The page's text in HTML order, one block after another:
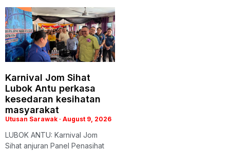
Karnival Jom Sihat
Lubok Antu perkasa
kesedaran kesihatan
masyarakat
Utusan Sarawak August 9, 2026
LUBOK ANTU: Karnival Jom
Sihat anjuran Panel Penasihat